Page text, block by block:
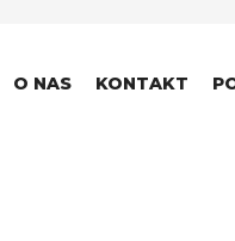
O NAS KONTAKT